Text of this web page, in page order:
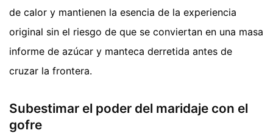
de calor y mantienen la esencia de la experiencia
original sin el riesgo de que se conviertan en una masa
informe de azúcar y manteca derretida antes de
cruzar la frontera.
Subestimar el poder del maridaje con el
gofre